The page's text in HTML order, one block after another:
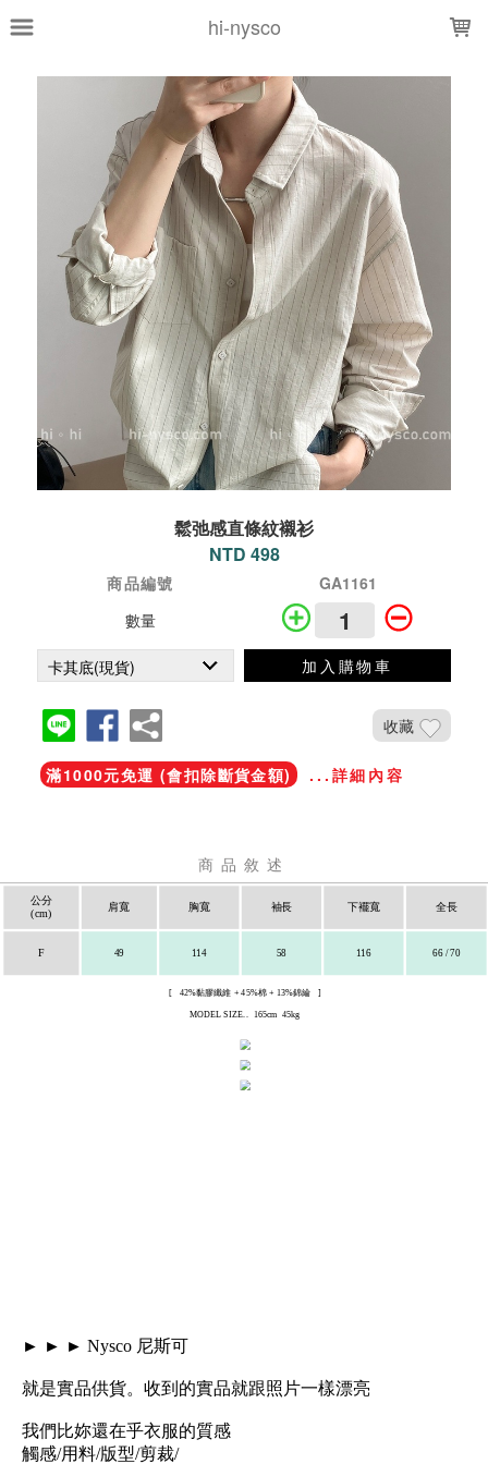
hi-nysco
鬆弛感直條紋襯衫
NTD 498
商品編號
GA1161
數量
加入購物車
收藏
滿1000元免運 (會扣除斷貨金額) ...詳細內容
商品敘述